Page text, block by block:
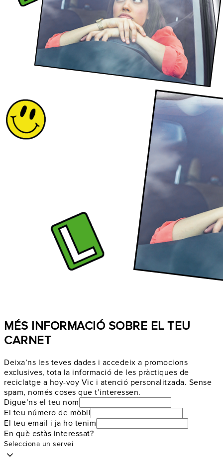
MÉS INFORMACIÓ SOBRE EL TEU
CARNET
Deixa’ns les teves dades i accedeix a promocions
exclusives, tota la informació de les pràctiques de
reciclatge a hoy-voy Vic i atenció personalitzada. Sense
spam, només coses que t’interessen.
Digue’ns el teu nom
El teu número de mòbil
El teu email i ja ho tenim
En què estàs interessat?
Selecciona un servei